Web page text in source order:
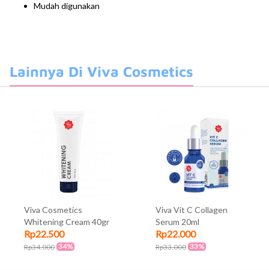
Mudah digunakan
Lainnya Di Viva Cosmetics
Viva Cosmetics
Whitening Cream 40gr
Rp22.500
Rp34.000 34%
Viva Vit C Collagen
Serum 20ml
Rp22.000
Rp33.000 33%